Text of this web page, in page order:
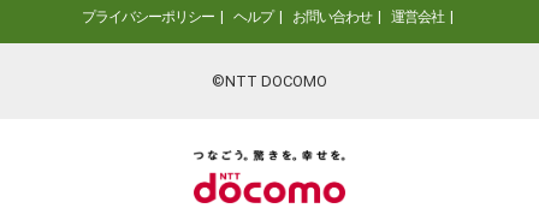
プライバシーポリシー ヘルプ お問い合わせ 運営会社
©NTT DOCOMO